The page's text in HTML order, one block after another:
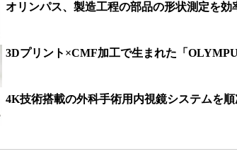
オリンパス、製造工程の部品の形状測定を
3Dプリント×CMF加工で生まれた「
4K技術搭載の外科手術用内視鏡システムを